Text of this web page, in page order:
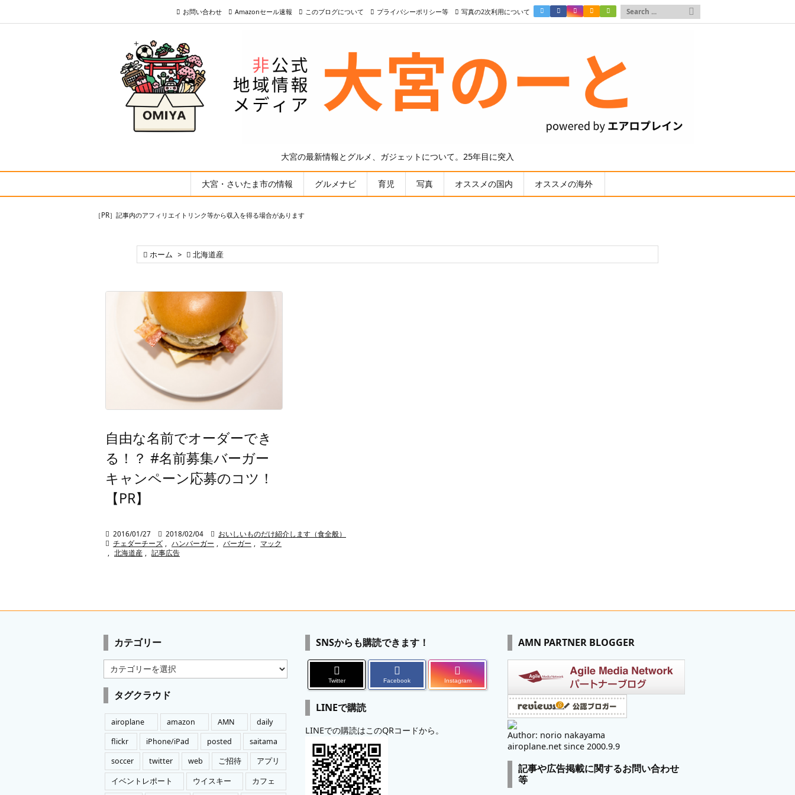
大宮の最新情報とグルメ、ガジェットについて。25年目に突入
大宮・さいたま市の情報 グルメナビ 育児 写真 オススメの国内 オススメの海外
お問い合わせ Amazonセール速報 このブログについて プライバシーポリシー等 写真の2次利用について 
［PR］記事内のアフィリエイトリンク等から収入を得る場合があります
 ホーム >  北海道産
自由な名前でオーダーでき
る！？ #名前募集バーガー
キャンペーン応募のコツ！
【PR】
 2016/01/27  2018/02/04  おいしいものだけ紹介します（食全般）
 チェダーチーズ ハンバーガー バーガー
マック
北海道産 記事広告
カテゴリー
テ
ゴ
ー
タグクラウド
airoplane amazon AMN
daily
flickr
iPhone/iPad posted
saitama
soccer
twitter web ご招待
アプリ
イベントレポート
ウイスキー カフェ
SNSからも購読できます！
Twitter Facebook Instagram
LINEで購読
LINEでの購読はこのQRコードから。
AMN PARTNER BLOGGER
Author: norio nakayama
airoplane.net since 2000.9.9
記事や広告掲載に関するお問い合わせ
等